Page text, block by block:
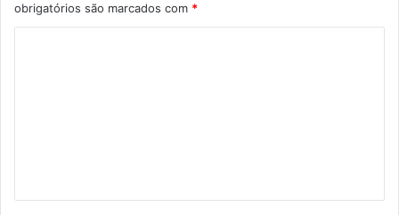
obrigatórios são marcados com *
á